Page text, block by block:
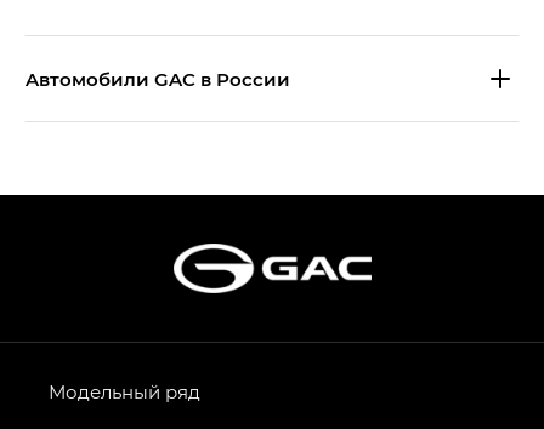
Aвтомобили GAC в России
Эс Икс ПРЕМИУМ — SX PREMIUM
S7 — Эс 7 (S7) в комплектациях
Эс Икс ПРЕМИУМ — SX PREMIUM, Эс Тэ — ST
в комплектации Экс ПРЕМИУМ — EX PREMIUM
AION V — Айон Ви в комплектациях Экс — EX,
Модельный ряд